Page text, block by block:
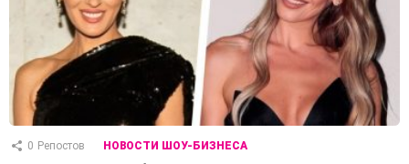
0 Репостов НОВОСТИ ШОУ-БИЗНЕСА